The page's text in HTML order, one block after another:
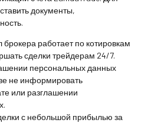
документы,
работает по котировкам
сделки трейдерам 24/7.
персональных данных
не информировать
или разглашении
с небольшой прибылью за